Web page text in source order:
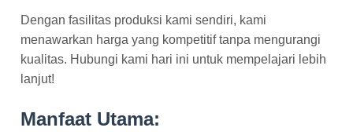
Dengan fasilitas produksi kami sendiri, kami
menawarkan harga yang kompetitif tanpa mengurangi
kualitas. Hubungi kami hari ini untuk mempelajari lebih
lanjut!
Manfaat Utama: